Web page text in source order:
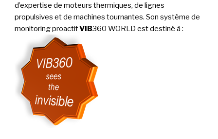
d’expertise de moteurs thermiques, de lignes
propulsives et de machines tournantes. Son système de
monitoring proactifVIB360 WORLD est destiné à :